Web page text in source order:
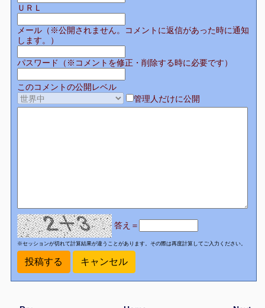
ＵＲＬ
メール（※公開されません。コメントに返信があった時に通知
します。）
パスワード（※コメントを修正・削除する時に必要です）
このコメントの公開レベル
管理人だけに公開
答え＝
※セッションが切れて計算結果が違うことがあります。その際は再度計算してご入力ください。